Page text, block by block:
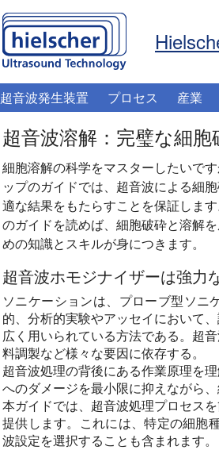
超音波発生装置 プロセス 産業
超音波溶解：完璧な細
細胞溶解の科学をマスターしたいで
ップのガイドでは、超音波による細
適な結果をもたらすことを保証しま
のガイドを読めば、細胞破砕と溶解
めの知識とスキルが身につきます。
超音波ホモジナイザーは強力
ソニケーションは、プローブ型ソニ
的、分析的実験やアッセイにおいて
広く用いられている方法である。超
料調製など様々な要因に依存する。
超音波処理の背後にある作業原理を
へのダメージを最小限に抑えながら
本ガイドでは、超音波処理プロセス
提供します。これには、特定の細胞
波設定を選択することも含まれます。